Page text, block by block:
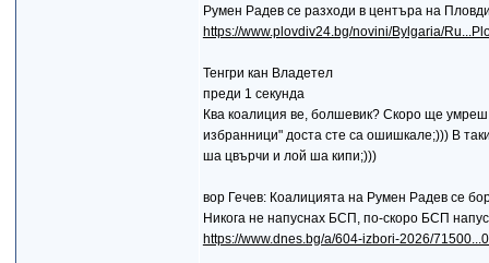
Румен Радев се разходи в центъра на
https://www.plovdiv24.bg/novini/Bylgaria/
Тенгри кан Владетел
преди 1 секунда
Ква коалиция ве, болшевик? Скоро ще
избранници" доста сте са ошишкале;))) В
ша цвърчи и лой ша кипи;)))
вор Гечев: Коалицията на Румен Радев се
Никога не напуснах БСП, по-скоро БСП
https://www.dnes.bg/a/604-izbori-2026/